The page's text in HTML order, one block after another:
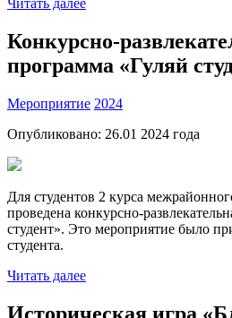
Читать далее
Конкурсно-
программа «Гуляй
Мероприятие 2024
Опубликовано: 26.01 2024 года
Для студентов 2 курса
проведена конкурсно-
студент». Это мероприятие было
студента.
Читать далее